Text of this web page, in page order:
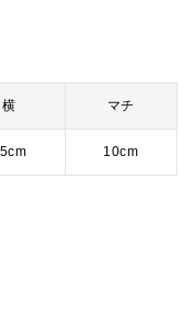
横 マチ
10cm